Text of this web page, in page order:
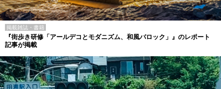
掲載雑誌・書籍
『街歩き研修「アールデコとモダニズム、和風バロック」』のレポート
記事が掲載